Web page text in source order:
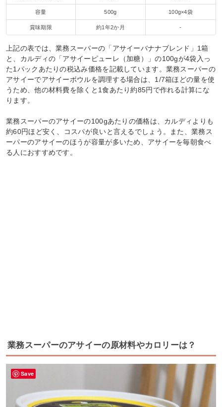
容量 500g 100g×4袋
賞味期限 約1年2か月 ‐
上記の表では、業務スーパーの「アサイーバナナブレンド」1箱
と、カルディの「アサイーピューレ（加糖）」の100gが4袋入っ
た1パックあたりの税込み価格を記載しています。業務スーパーの
アサイーでアサイーボウルを調理する場合は、1/7箱ほどの量を使
うため、他の材料費を除くと1食あたり約85円で作れる計算にな
ります。
業務スーパーのアサイーの100gあたりの価格は、カルディよりも
約60円ほど安く、コスパが良いと言えるでしょう。また、業務ス
ーパーのアサイーのほうが容量が多いため、アサイーを毎朝食べ
る人におすすめです。
業務スーパーのアサイーの原材料やカロリーは？
Save